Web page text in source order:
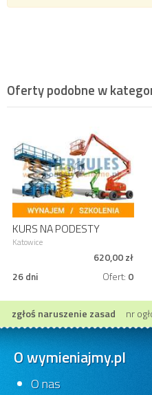
Oferty podobne w
KURS NA PODESTY
RUCHOME, SZKOLENIE
Katowice
620,00 zł
26 dni
Ofert: 0
zgłoś naruszenie zasad nr
O wymieniajmy.pl
O nas